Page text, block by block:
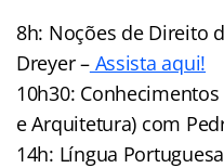
8h: Noções de Direito
Dreyer –Assista aqui!
10h30:
e Arquitetura) com
14h: Língua